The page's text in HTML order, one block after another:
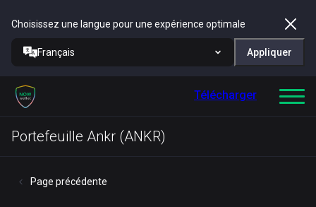
Choisissez une langue pour une expérience optimale
Français Appliquer
Télécharger
Portefeuille Ankr (ANKR)
Page précédente